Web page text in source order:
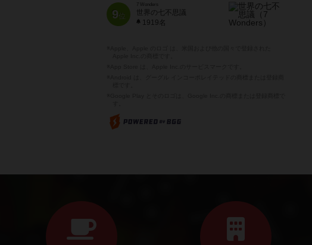
9位
7 Wonders
世界の七不思議
1919名